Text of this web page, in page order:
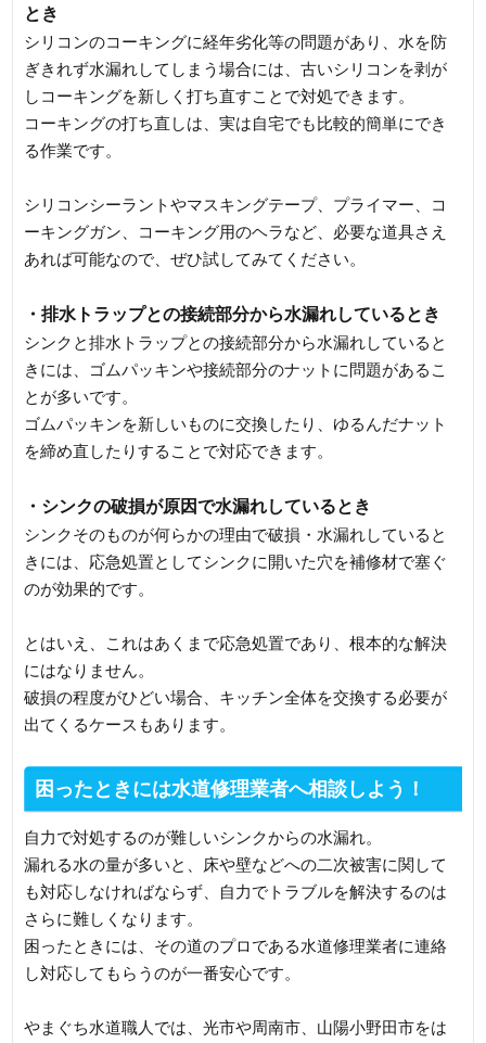
とき
シリコンのコーキングに経年劣化等の問題があり、水を防
ぎきれず水漏れしてしまう場合には、古いシリコンを剥が
しコーキングを新しく打ち直すことで対処できます。
コーキングの打ち直しは、実は自宅でも比較的簡単にでき
る作業です。
シリコンシーラントやマスキングテープ、プライマー、コ
ーキングガン、コーキング用のヘラなど、必要な道具さえ
あれば可能なので、ぜひ試してみてください。
・排水トラップとの接続部分から水漏れしているとき
シンクと排水トラップとの接続部分から水漏れしていると
きには、ゴムパッキンや接続部分のナットに問題があるこ
とが多いです。
ゴムパッキンを新しいものに交換したり、ゆるんだナット
を締め直したりすることで対応できます。
・シンクの破損が原因で水漏れしているとき
シンクそのものが何らかの理由で破損・水漏れしていると
きには、応急処置としてシンクに開いた穴を補修材で塞ぐ
のが効果的です。
とはいえ、これはあくまで応急処置であり、根本的な解決
にはなりません。
破損の程度がひどい場合、キッチン全体を交換する必要が
出てくるケースもあります。
困ったときには水道修理業者へ相談しよう！
自力で対処するのが難しいシンクからの水漏れ。
漏れる水の量が多いと、床や壁などへの二次被害に関して
も対応しなければならず、自力でトラブルを解決するのは
さらに難しくなります。
困ったときには、その道のプロである水道修理業者に連絡
し対応してもらうのが一番安心です。
やまぐち水道職人では、光市や周南市、山陽小野田市をは